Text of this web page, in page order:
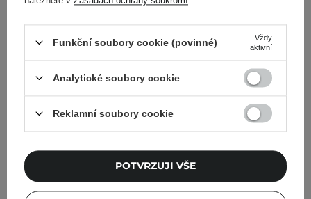
Unleashia - Oh! Happy Day Lip Pencil - Konturovací
tužka na rty - No. 7 Burnt Toast - 0,7 g
Funkční soubory cookie (povinné)
Vždy
aktivní
Analytické soubory cookie
Reklamní soubory cookie
POTVRZUJI VŠE